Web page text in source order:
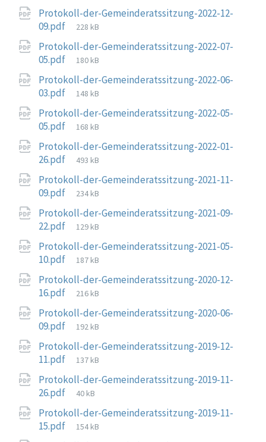
Protokoll-der-Gemeinderatssitzung-2022-12-
09.pdf
File
228 kB
Protokoll-der-Gemeinderatssitzung-2022-07-
05.pdf
File
180 kB
Protokoll-der-Gemeinderatssitzung-2022-06-
03.pdf
File
148 kB
Protokoll-der-Gemeinderatssitzung-2022-05-
05.pdf
File
168 kB
Protokoll-der-Gemeinderatssitzung-2022-01-
26.pdf
File
493 kB
Protokoll-der-Gemeinderatssitzung-2021-11-
09.pdf
File
234 kB
Protokoll-der-Gemeinderatssitzung-2021-09-
22.pdf
File
129 kB
Protokoll-der-Gemeinderatssitzung-2021-05-
10.pdf
File
187 kB
Protokoll-der-Gemeinderatssitzung-2020-12-
16.pdf
File
216 kB
Protokoll-der-Gemeinderatssitzung-2020-06-
09.pdf
File
192 kB
Protokoll-der-Gemeinderatssitzung-2019-12-
11.pdf
File
137 kB
Protokoll-der-Gemeinderatssitzung-2019-11-
26.pdf
File
40 kB
Protokoll-der-Gemeinderatssitzung-2019-11-
15.pdf
File
154 kB